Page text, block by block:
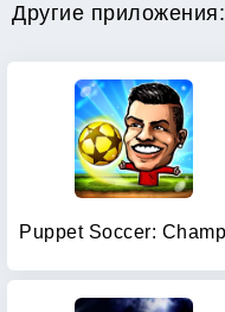
Другие приложения: